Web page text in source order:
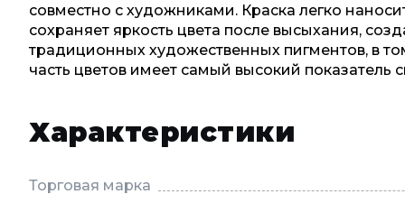
совместно с художниками. Краска легко
сохраняет яркость цвета после высыхания,
традиционных художественных пигментов, в
часть цветов имеет самый высокий показатель
Характеристики
Торговая марка